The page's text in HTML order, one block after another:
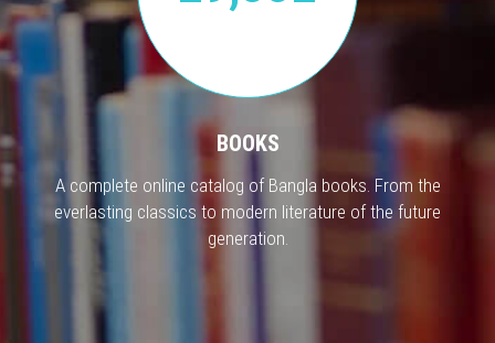
BOOKS
A complete online catalog of Bangla books. From the
everlasting classics to modern literature of the future
generation.